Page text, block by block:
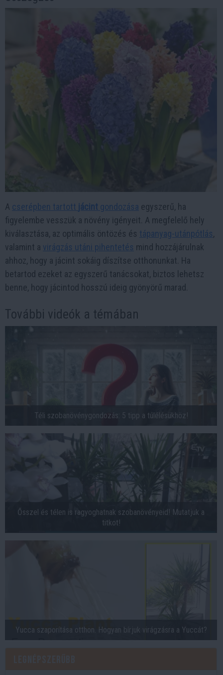
A cserépben tartott jácint gondozása egyszerű, ha
figyelembe vesszük a növény igényeit. A megfelelő hely
kiválasztása, az optimális öntözés és tápanyag-utánpótlás,
valamint a virágzás utáni pihentetés mind hozzájárulnak
ahhoz, hogy a jácint sokáig díszítse otthonunkat. Ha
betartod ezeket az egyszerű tanácsokat, biztos lehetsz
benne, hogy jácintod hosszú ideig gyönyörű marad.
További videók a témában
Téli szobanövénygondozás: 5 tipp a túlélésükhöz!
Ősszel és télen is ragyoghatnak szobanövényeid! Mutatjuk a
titkot!
Yucca szaporítása otthon. Hogyan bírjuk virágzásra a Yuccát?